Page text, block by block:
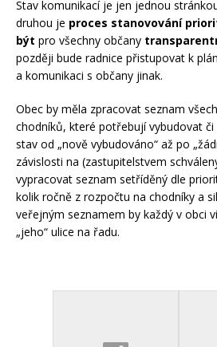
Stav komunikací je jen jednou
druhou je proces stanovování
být pro všechny občany
později bude radnice přistupovat k
a komunikaci s občany jinak.
Obec by měla zpracovat seznam
chodníků, které potřebují vybudovat
stav od „nově vybudováno“ až po
závislosti na (zastupitelstvem
vypracovat seznam setříděný dle
kolik ročně z rozpočtu na chodníky a
veřejným seznamem by každý v obci
„jeho“ ulice na řadu.